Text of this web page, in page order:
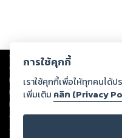
Copyright © 2026
ต่อผลงานหรือเนื้อหาใดที่อัปโหลดผ่
ทรัพย์สินทางปัญญาของบุคคลอื่นห
ทุกท่านโปรดใช้วิจารณญาณในการ
หนึ่งส่วนใดขัดต่อกฎหมายและศีลธ
ดำเนินการในทันที ทั้งนี้ ทางสตอ
ลิขสิทธิ์ พ.ศ. 2537 (ฉบับล่าสุด)
การใช้คุกกี้
เราใช้คุกกี้เพื่อให้ทุกคนได้
เพิ่มเติม คลิก (Privacy